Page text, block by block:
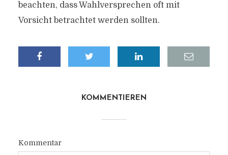
beachten, dass Wahlversprechen oft mit
Vorsicht betrachtet werden sollten.
KOMMENTIEREN
Kommentar